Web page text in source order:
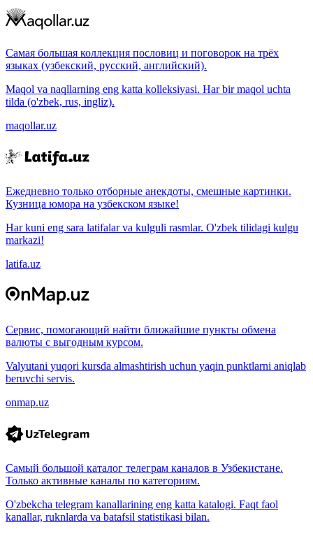
Самая большая коллекция пословиц и поговорок на трёх
языках (узбекский, русский, английский).
Maqol va naqllarning eng katta kolleksiyasi. Har bir maqol uchta
tilda (o'zbek, rus, ingliz).
maqollar.uz
Ежедневно только отборные анекдоты, смешные картинки.
Кузница юмора на узбекском языке!
Har kuni eng sara latifalar va kulguli rasmlar. O'zbek tilidagi kulgu
markazi!
latifa.uz
Сервис, помогающий найти ближайшие пункты обмена
валюты с выгодным курсом.
Valyutani yuqori kursda almashtirish uchun yaqin punktlarni aniqlab
beruvchi servis.
onmap.uz
Самый большой каталог телеграм каналов в Узбекистане.
Только активные каналы по категориям.
O'zbekcha telegram kanallarining eng katta katalogi. Faqt faol
kanallar, ruknlarda va batafsil statistikasi bilan.